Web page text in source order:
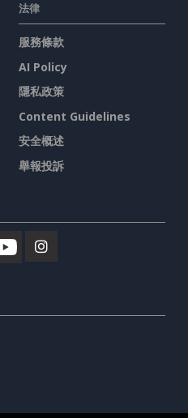
法律
服務條款
AI Policy
隱私政策
Content Guidelines
安全概述
舉報投訴